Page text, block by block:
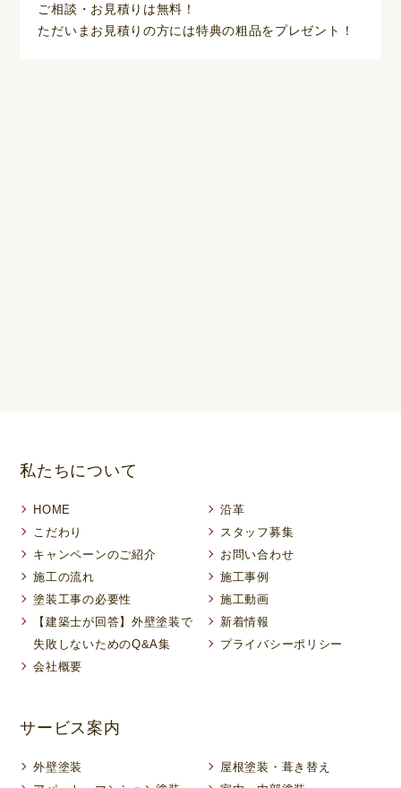
ご相談・お見積りは無料！
ただいまお見積りの方には特典の粗品をプレゼント！
私たちについて
HOME
こだわり
キャンペーンのご紹介
施工の流れ
塗装工事の必要性
【建築士が回答】外壁塗装で
失敗しないためのQ&A集
会社概要
沿革
スタッフ募集
お問い合わせ
施工事例
施工動画
新着情報
プライバシーポリシー
サービス案内
外壁塗装
屋根塗装・葺き替え